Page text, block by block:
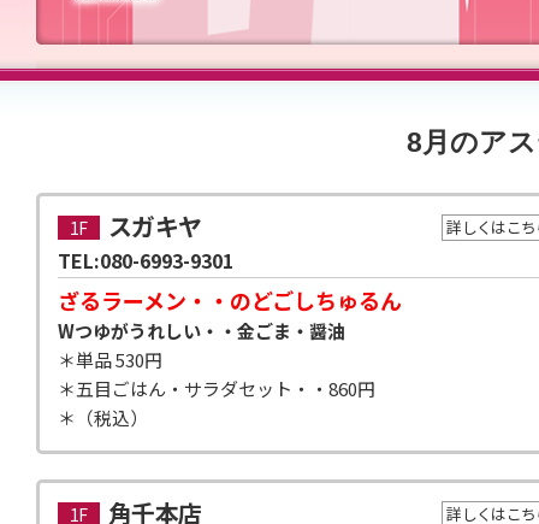
8月のア
1F スガキヤ 詳しくはこ
ざるラーメン・・のどごしちゅるん
Wつゆがうれしい・・金ごま・醤油
＊単品 530円
＊五目ごはん・サラダセット・・860円
＊（税込）
TEL:080-6993-9301
1F 角千本店 詳しくはこ